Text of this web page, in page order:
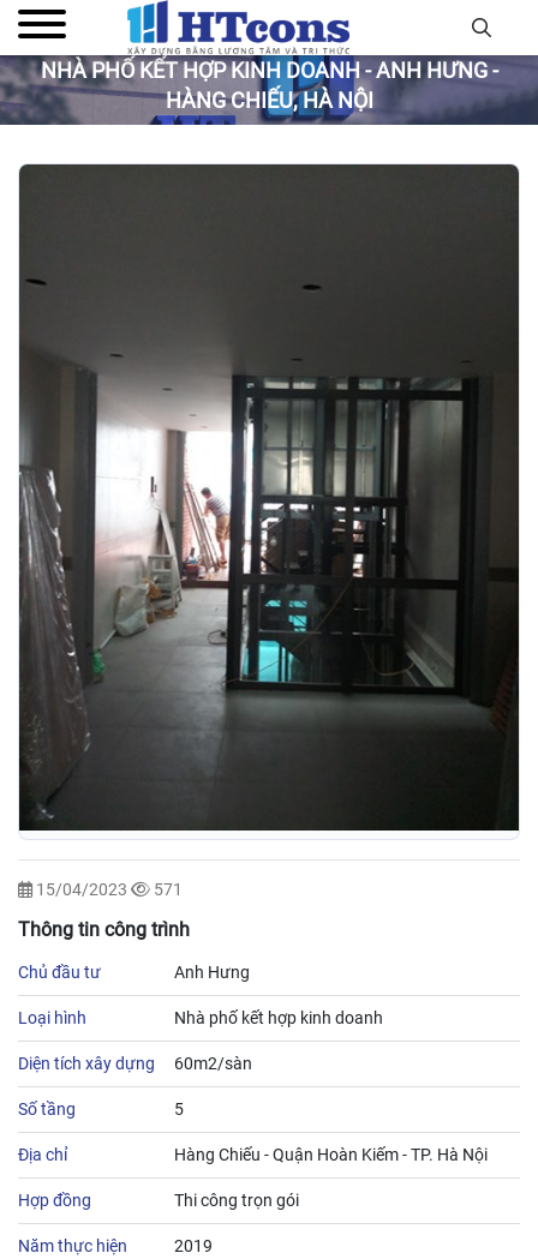
NHÀ PHỐ KẾT HỢP KINH DOANH - ANH HƯNG -
HÀNG CHIẾU, HÀ NỘI
15/04/2023 571
Thông tin công trình
Chủ đầu tư Anh Hưng
Loại hình Nhà phố kết hợp kinh doanh
Diện tích xây dựng 60m2/sàn
Số tầng 5
Địa chỉ Hàng Chiếu - Quận Hoàn Kiếm - TP. Hà Nội
Hợp đồng Thi công trọn gói
Năm thực hiện 2019